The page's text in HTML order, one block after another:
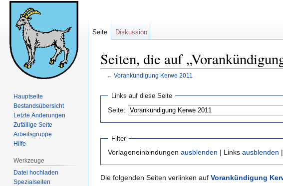
Seiten, die auf
← Vorankündigung Kerwe 2011
Navigation
springen
springen
Links auf diese Seite
Seite:
Filter
Vorlageneinbindungen ausblenden | Links ausblenden
Die folgenden Seiten verlinken auf Vorankündigung
Seite Diskussion
Hauptseite
Bestandsübersicht
Letzte Änderungen
Zufällige Seite
Arbeitsgruppe
Hilfe
Werkzeuge
Datei hochladen
Spezialseiten